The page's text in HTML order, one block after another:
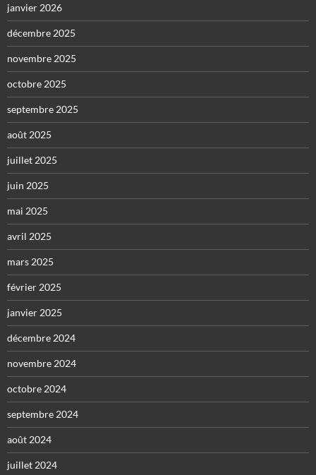
janvier 2026
décembre 2025
novembre 2025
octobre 2025
septembre 2025
août 2025
juillet 2025
juin 2025
mai 2025
avril 2025
mars 2025
février 2025
janvier 2025
décembre 2024
novembre 2024
octobre 2024
septembre 2024
août 2024
juillet 2024